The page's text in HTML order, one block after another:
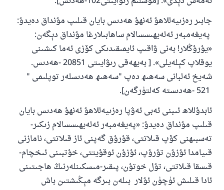
جابىر رەزىيەللاھۇ ئەنھۇ ھەدىس بايان قىلىپ مۇنداق دەيدۇ:
پەيغەمبەر ئەلەيھىسسالام ساھابىلارغا مۇنداق دېگەن:
«يۇرۇڭلار! بەنى ۋاقىپ ئايمىقىدىكى كۆزى ئەما كىشىنى
يوقلاپ كېلەيلى». [ بەيھەقى رىۋايىتى 20851 -ھەدىس.
شەيخ ئەلبانى سەھىھ دەپ "سەھىھ ھەدىسلەر توپلىمى "
ئابدۇللاھ ئىبنى ئەبى ئەۋپا رەزىيەللاھۇ ئەنھۇ ھەدىس بايان
قىلىپ مۇنداق دەيدۇ: «پەيغەمبەر ئەلەيھىسسالام زىكىر-
تەسبىھنى كۆپ قىلاتتى، قۇرۇق گەپنى ئاز قىلاتتى، نامازنى
قىيامدا ئۇزۇن تۇرۇپ، ئۇزۇن ئوقۇيتتى، خۇتبىنى ئىخچام-
قىسقا قىلاتتى، تۇل خوتۇن، پىقىر-مىسكىنلەرنىڭ ھاجىتىنى
ئادا قىلىش ئۈچۈن ئۇلار بىلەن بىرگە مېڭىشتىن باش
ئىئائە